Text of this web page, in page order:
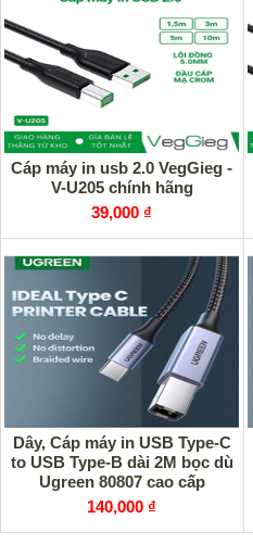
Cáp máy in usb 2.0 VegGieg -
V-U205 chính hãng
39,000 ₫
Dây, Cáp máy in USB Type-C
to USB Type-B dài 2M bọc dù
Ugreen 80807 cao cấp
140,000 ₫